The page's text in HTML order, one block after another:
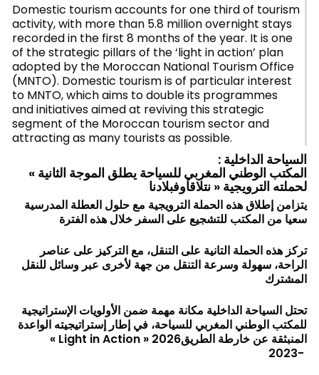
Domestic tourism accounts for one third of tourism
activity, with more than 5.8 million overnight stays
recorded in the first 8 months of the year. It is one
of the strategic pillars of the ‘light in action’ plan
adopted by the Moroccan National Tourism Office
(MNTO). Domestic tourism is of particular interest
to MNTO, which aims to double its programmes
and initiatives aimed at reviving this strategic
segment of the Moroccan tourism sector and
attracting as many tourists as possible.
: السياحة الداخلية
« المكتب الوطني المغربي للسياحة يطلق الموجة الثانية
لحملته الترويجية « نتلاقاوفبلادنا
يتزامن إطلاق هذه الحملة الترويجية مع حلول العطلة المدرسية
سعيا من المكتب للتشجيع على السفر خلال هذه الفترة
تركز هذه الحملة التانية على التنقل، مع التركيز على عناصر
الراحة، سهولة وسرعة التنقل من جهة لأخرى عبر وسائل للنقل
المشترك
تحتل السياحة الداخلية مكانة مهمة ضمن الأولويات الإستراتيجية
للمكتب الوطني المغربي للسياحة، في إطار إستراتيجيته الواعدة
« Light in Action » المنبثقة عن خارطة الطريق2026
-2023